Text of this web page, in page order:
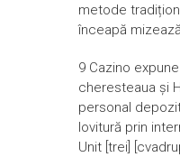
metode
înceapă
9 Cazino
cheresteaua și
personal
lovitură prin
Unit [trei]